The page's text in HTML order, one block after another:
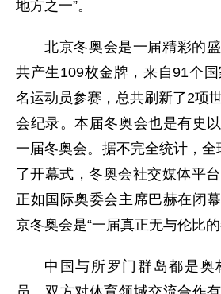
地方之一”。
北京冬奥会是一届精彩的
共产生109枚金牌，来自91个
名运动员参赛，总共刷新了2项
会纪录。本届冬奥会也是有史
一届冬奥会。据不完全统计，
了开幕式，冬奥会社交媒体平台
正如国际奥委会主席巴赫在闭
京冬奥会是“一届真正无与伦比的
中国与所罗门群岛都是奥